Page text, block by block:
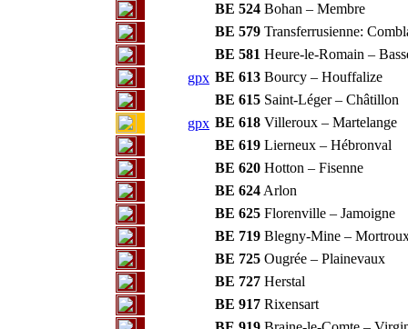
BE 524 Bohan – Membre
BE 579 Transferrusienne:
BE 581 Heure-le-Romain –
gpx BE 613 Bourcy – Houffalize
BE 615 Saint-Léger – Châtillon
gpx BE 618 Villeroux – Martelange
BE 619 Lierneux – Hébronval
BE 620 Hotton – Fisenne
BE 624 Arlon
BE 625 Florenville – Jamoigne
BE 719 Blegny-Mine –
BE 725 Ougrée – Plainevaux
BE 727 Herstal
BE 917 Rixensart